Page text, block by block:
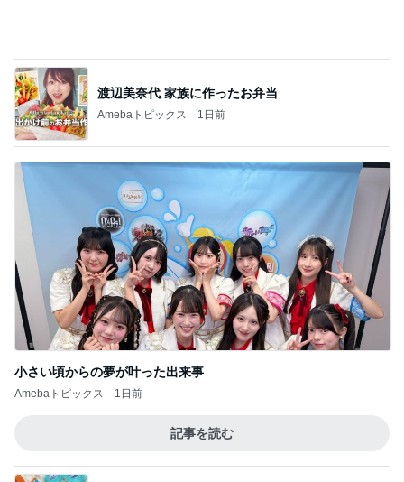
小さい頃からの夢が叶った出来事
Amebaトピックス 1日前
記事を読む
5000円分チケット付モスサマーバッグ
Amebaトピックス 1日前